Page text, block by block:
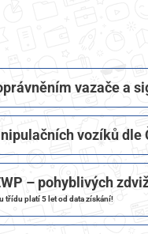
vazače a
vozíků dle
– pohyblivých
třídu platí 5 let od data získání!